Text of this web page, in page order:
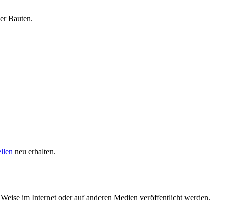
Bauten.
neu erhalten.
im Internet oder auf anderen Medien veröffentlicht werden.